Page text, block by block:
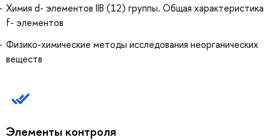
Химия d- элементов IIB (12) группы. Общая характеристика
f- элементов
Физико-химические методы исследования неорганических
веществ
Элементы контроля